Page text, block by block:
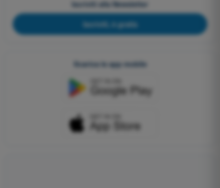
Iscriviti alla Newsletter
Iscriviti, è gratis
Scarica le app mobile